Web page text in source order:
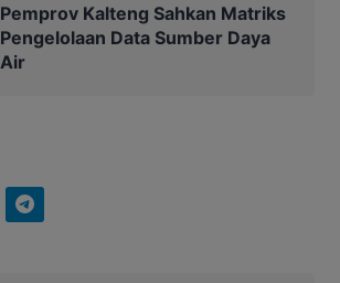
Pemprov Kalteng Sahkan Matriks
Pengelolaan Data Sumber Daya
Air